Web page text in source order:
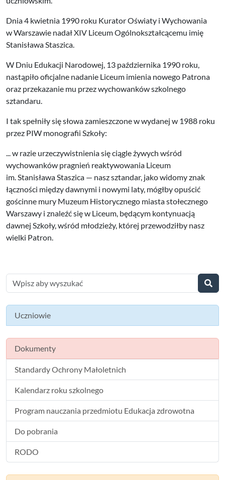
Dnia 4 kwietnia 1990 roku Kurator Oświaty i Wychowania
w Warszawie nadał XIV Liceum Ogólnokształcącemu imię
Stanisława Staszica.
W Dniu Edukacji Narodowej, 13 października 1990 roku,
nastąpiło oficjalne nadanie Liceum imienia nowego Patrona
oraz przekazanie mu przez wychowanków szkolnego
sztandaru.
I tak spełniły się słowa zamieszczone w wydanej w 1988 roku
przez PIW monografii Szkoły:
... w razie urzeczywistnienia się ciągle żywych wśród
wychowanków pragnień reaktywowania Liceum
im. Stanisława Staszica — nasz sztandar, jako widomy znak
łączności między dawnymi i nowymi laty, mógłby opuścić
gościnne mury Muzeum Historycznego miasta stołecznego
Warszawy i znaleźć się w Liceum, będącym kontynuacją
dawnej Szkoły, wśród młodzieży, której przewodziłby nasz
wielki Patron.
Uczniowie
Dokumenty
Standardy Ochrony Małoletnich
Kalendarz roku szkolnego
Program nauczania przedmiotu Edukacja zdrowotna
Do pobrania
RODO